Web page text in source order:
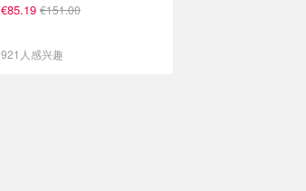
€85.19 €151.00
921人感兴趣